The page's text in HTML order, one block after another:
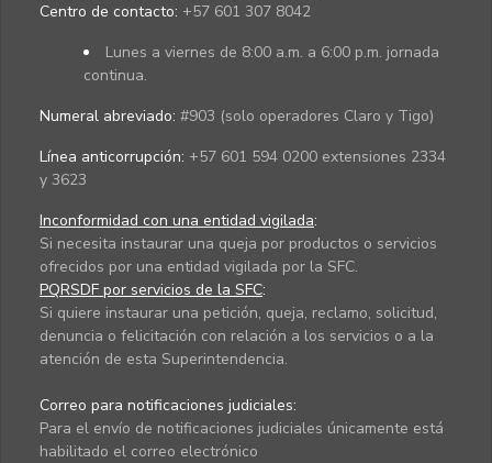
Centro de contacto: +57 601 307 8042
Lunes a viernes de 8:00 a.m. a 6:00 p.m. jornada
continua.
Numeral abreviado: #903 (solo operadores Claro y Tigo)
Línea anticorrupción: +57 601 594 0200 extensiones 2334
y 3623
Inconformidad con una entidad vigilada:
Si necesita instaurar una queja por productos o servicios
ofrecidos por una entidad vigilada por la SFC.
PQRSDF por servicios de la SFC:
Si quiere instaurar una petición, queja, reclamo, solicitud,
denuncia o felicitación con relación a los servicios o a la
atención de esta Superintendencia.
Correo para notificaciones judiciales:
Para el envío de notificaciones judiciales únicamente está
habilitado el correo electrónico